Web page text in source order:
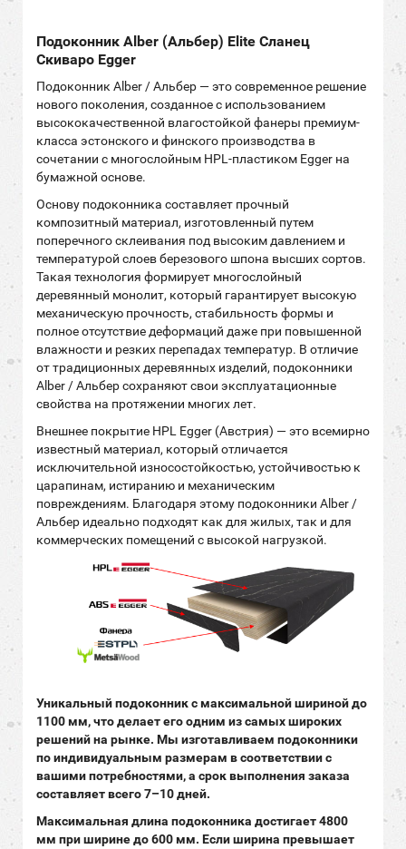
Подоконник Alber (Альбер) Elite Сланец
Скиваро Egger
Подоконник Alber / Альбер — это современное решение
нового поколения, созданное с использованием
высококачественной влагостойкой фанеры премиум-
класса эстонского и финского производства в
сочетании с многослойным HPL-пластиком Egger на
бумажной основе.
Основу подоконника составляет прочный
композитный материал, изготовленный путем
поперечного склеивания под высоким давлением и
температурой слоев березового шпона высших сортов.
Такая технология формирует многослойный
деревянный монолит, который гарантирует высокую
механическую прочность, стабильность формы и
полное отсутствие деформаций даже при повышенной
влажности и резких перепадах температур. В отличие
от традиционных деревянных изделий, подоконники
Alber / Альбер сохраняют свои эксплуатационные
свойства на протяжении многих лет.
Внешнее покрытие HPL Egger (Австрия) — это всемирно
известный материал, который отличается
исключительной износостойкостью, устойчивостью к
царапинам, истиранию и механическим
повреждениям. Благодаря этому подоконники Alber /
Альбер идеально подходят как для жилых, так и для
коммерческих помещений с высокой нагрузкой.
Уникальный подоконник с максимальной шириной до
1100 мм, что делает его одним из самых широких
решений на рынке. Мы изготавливаем подоконники
по индивидуальным размерам в соответствии с
вашими потребностями, а срок выполнения заказа
составляет всего 7–10 дней.
Максимальная длина подоконника достигает 4800
мм при ширине до 600 мм. Если ширина превышает